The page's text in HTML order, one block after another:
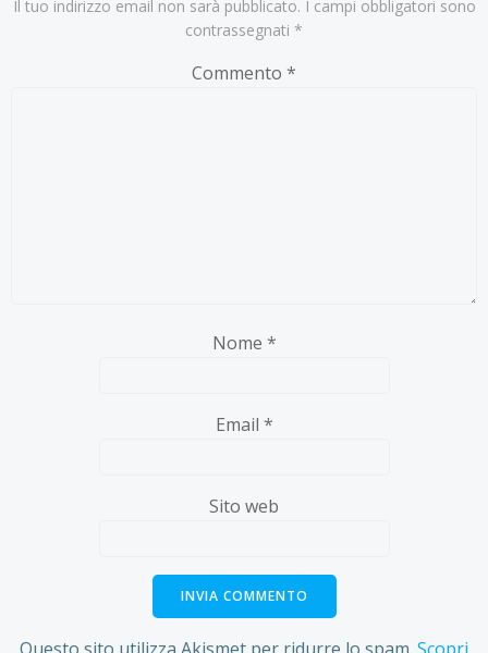
Il tuo indirizzo email non sarà pubblicato. I campi obbligatori sono
contrassegnati *
Commento *
Nome *
Email *
Sito web